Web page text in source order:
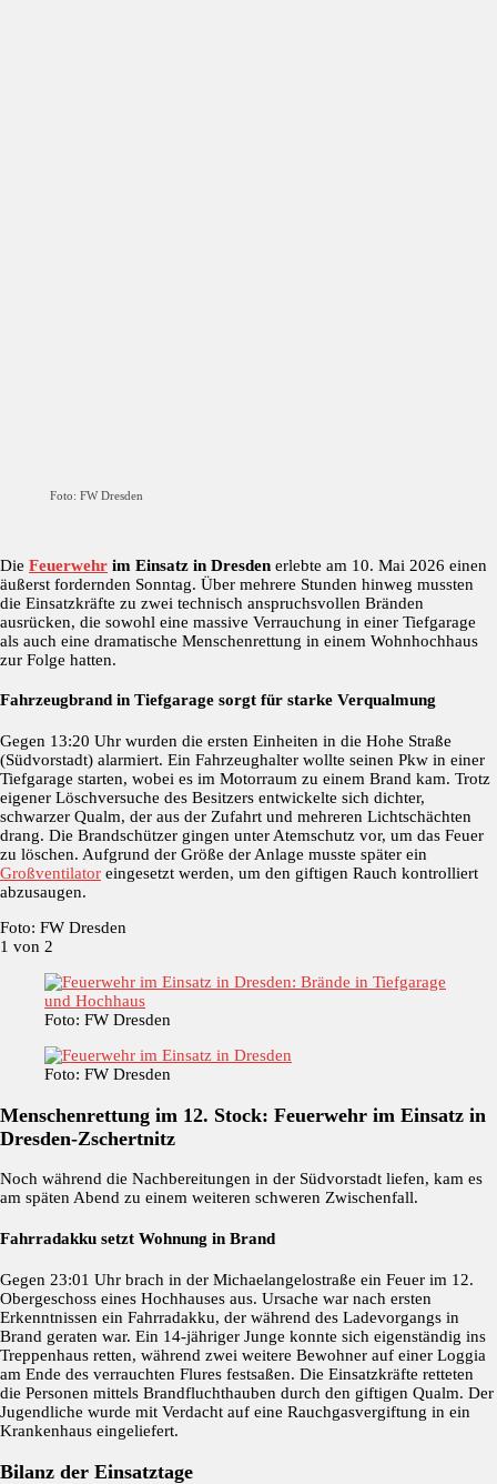
Foto: FW Dresden
Die Feuerwehr im Einsatz in Dresden erlebte am 10. Mai 2026 einen
äußerst fordernden Sonntag. Über mehrere Stunden hinweg mussten
die Einsatzkräfte zu zwei technisch anspruchsvollen Bränden
ausrücken, die sowohl eine massive Verrauchung in einer Tiefgarage
als auch eine dramatische Menschenrettung in einem Wohnhochhaus
zur Folge hatten.
Fahrzeugbrand in Tiefgarage sorgt für starke Verqualmung
Gegen 13:20 Uhr wurden die ersten Einheiten in die Hohe Straße
(Südvorstadt) alarmiert. Ein Fahrzeughalter wollte seinen Pkw in einer
Tiefgarage starten, wobei es im Motorraum zu einem Brand kam. Trotz
eigener Löschversuche des Besitzers entwickelte sich dichter,
schwarzer Qualm, der aus der Zufahrt und mehreren Lichtschächten
drang. Die Brandschützer gingen unter Atemschutz vor, um das Feuer
zu löschen. Aufgrund der Größe der Anlage musste später ein
Großventilator eingesetzt werden, um den giftigen Rauch kontrolliert
abzusaugen.
Foto: FW Dresden
1 von 2
Foto: FW Dresden
Foto: FW Dresden
Menschenrettung im 12. Stock: Feuerwehr im Einsatz in
Dresden-Zschertnitz
Noch während die Nachbereitungen in der Südvorstadt liefen, kam es
am späten Abend zu einem weiteren schweren Zwischenfall.
Fahrradakku setzt Wohnung in Brand
Gegen 23:01 Uhr brach in der Michaelangelostraße ein Feuer im 12.
Obergeschoss eines Hochhauses aus. Ursache war nach ersten
Erkenntnissen ein Fahrradakku, der während des Ladevorgangs in
Brand geraten war. Ein 14-jähriger Junge konnte sich eigenständig ins
Treppenhaus retten, während zwei weitere Bewohner auf einer Loggia
am Ende des verrauchten Flures festsaßen. Die Einsatzkräfte retteten
die Personen mittels Brandfluchthauben durch den giftigen Qualm. Der
Jugendliche wurde mit Verdacht auf eine Rauchgasvergiftung in ein
Krankenhaus eingeliefert.
Bilanz der Einsatztage